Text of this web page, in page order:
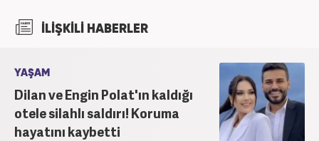
itibaren Haber7’de ‘gündem editörü’ olarak
İLİŞKİLİ HABERLER
YAŞAM
Dilan ve Engin Polat'ın kaldığı
otele silahlı saldırı! Koruma
hayatını kaybetti